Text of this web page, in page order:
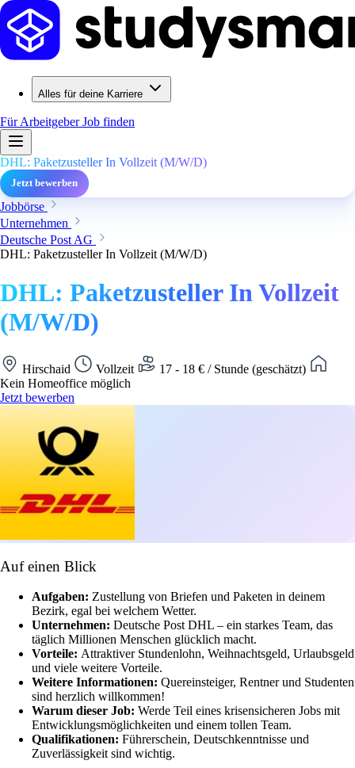
Alles für deine Karriere
Für ArbeitgeberJob finden
DHL: Paketzusteller In Vollzeit (M/W/D)
Jetzt bewerben
Jobbörse
Unternehmen
Deutsche Post AG
DHL: Paketzusteller In Vollzeit (M/W/D)
DHL: Paketzusteller In Vollzeit
(M/W/D)
Hirschaid Vollzeit
17 - 18 € / Stunde (geschätzt)
Kein Homeoffice möglich
Jetzt bewerben
Auf einen Blick
Aufgaben: Zustellung von Briefen und Paketen in deinem
Bezirk, egal bei welchem Wetter.
Unternehmen: Deutsche Post DHL – ein starkes Team, das
täglich Millionen Menschen glücklich macht.
Vorteile: Attraktiver Stundenlohn, Weihnachtsgeld, Urlaubsgeld
und viele weitere Vorteile.
Weitere Informationen: Quereinsteiger, Rentner und Studenten
sind herzlich willkommen!
Warum dieser Job: Werde Teil eines krisensicheren Jobs mit
Entwicklungsmöglichkeiten und einem tollen Team.
Qualifikationen: Führerschein, Deutschkenntnisse und
Zuverlässigkeit sind wichtig.